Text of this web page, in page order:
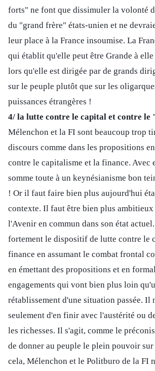
forts" ne font que dissimuler la volonté
du "grand frère" états-unien et ne
leur place à la France insoumise. La
qui établit qu'elle peut être Grande à elle
lors qu'elle est dirigée par de grands
sur le peuple plutôt que sur les
puissances étrangères !
4/ la lutte contre le capital et contre le
Mélenchon et la FI sont beaucoup trop
discours comme dans les propositions
contre le capitalisme et la finance. Avec
somme toute à un keynésianisme bon
! Or il faut faire bien plus aujourd'hui
contexte. Il faut être bien plus ambitieux
l'Avenir en commun dans son état
fortement le dispositif de lutte contre le
finance en assumant le combat frontal
en émettant des propositions et en
engagements qui vont bien plus loin
rétablissement d'une situation passée. Il
seulement d'en finir avec l'austérité ou
les richesses. Il s'agit, comme le
de donner au peuple le plein pouvoir
cela, Mélenchon et le Politburo de la FI